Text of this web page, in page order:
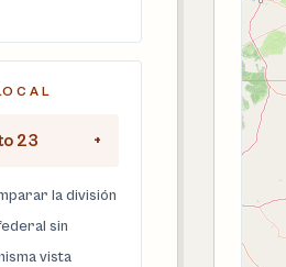
23 +
la división
sin
vista